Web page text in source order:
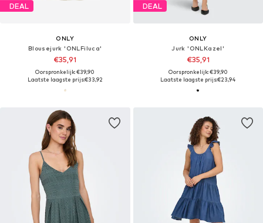
DEAL
ONLY
Blousejurk 'ONLFiluca'
€35,91
Oorspronkelijk: €39,90
Laatste laagste prijs:€33,92
DEAL
ONLY
Jurk 'ONLKazel'
€35,91
Oorspronkelijk: €39,90
Laatste laagste prijs:€23,94